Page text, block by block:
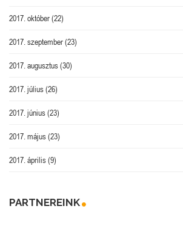
2017. október(22)
2017. szeptember(23)
2017. augusztus(30)
2017. július(26)
2017. június(23)
2017. május(23)
2017. április(9)
PARTNEREINK